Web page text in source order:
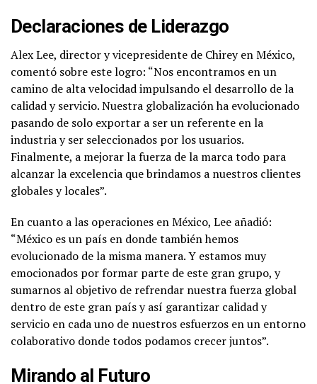
Declaraciones de Liderazgo
Alex Lee, director y vicepresidente de Chirey en México,
comentó sobre este logro: “Nos encontramos en un
camino de alta velocidad impulsando el desarrollo de la
calidad y servicio. Nuestra globalización ha evolucionado
pasando de solo exportar a ser un referente en la
industria y ser seleccionados por los usuarios.
Finalmente, a mejorar la fuerza de la marca todo para
alcanzar la excelencia que brindamos a nuestros clientes
globales y locales”.
En cuanto a las operaciones en México, Lee añadió:
“México es un país en donde también hemos
evolucionado de la misma manera. Y estamos muy
emocionados por formar parte de este gran grupo, y
sumarnos al objetivo de refrendar nuestra fuerza global
dentro de este gran país y así garantizar calidad y
servicio en cada uno de nuestros esfuerzos en un entorno
colaborativo donde todos podamos crecer juntos”.
Mirando al Futuro